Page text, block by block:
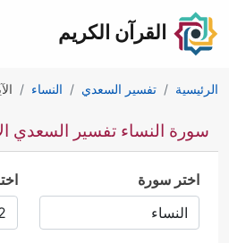
القرآن الكريم
الرئيسية تفسير السعدي النساء
سورة النساء تفسير السعدي
اختر سورة